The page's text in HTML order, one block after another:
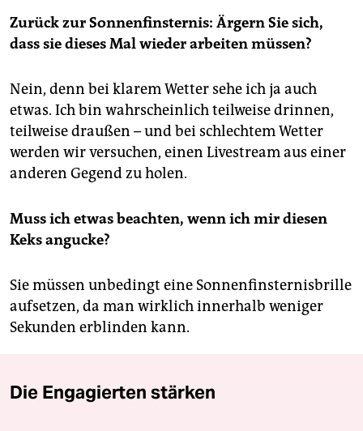
Zurück zur Sonnenfinsternis: Ärgern Sie sich,
dass sie dieses Mal wieder arbeiten müssen?
Nein, denn bei klarem Wetter sehe ich ja auch
etwas. Ich bin wahrscheinlich teilweise drinnen,
teilweise draußen – und bei schlechtem Wetter
werden wir versuchen, einen Livestream aus einer
anderen Gegend zu holen.
Muss ich etwas beachten, wenn ich mir diesen
Keks angucke?
Sie müssen unbedingt eine Sonnenfinsternisbrille
aufsetzen, da man wirklich innerhalb weniger
Sekunden erblinden kann.
Die Engagierten stärken